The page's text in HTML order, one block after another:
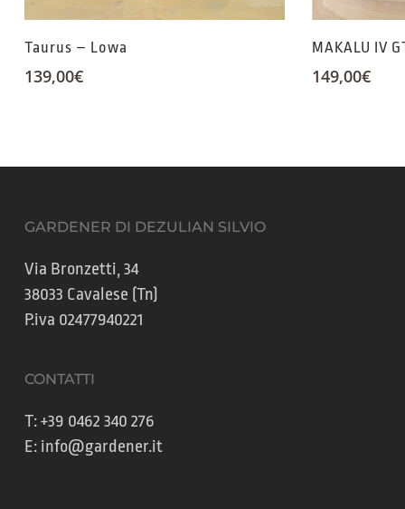
Taurus – Lowa
139,00€
MAKALU IV
149,00€
GARDENER DI DEZULIAN SILVIO
Via Bronzetti, 34
38033 Cavalese (Tn)
P.iva 02477940221
CONTATTI
T:+39 0462 340 276
E: info@gardener.it